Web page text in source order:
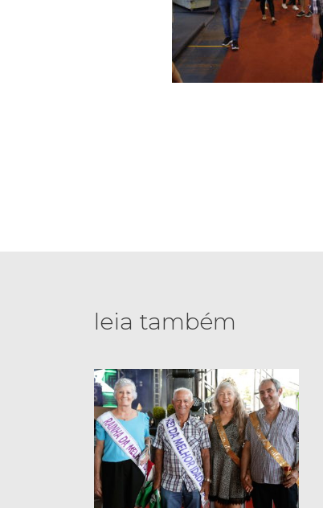
leia também